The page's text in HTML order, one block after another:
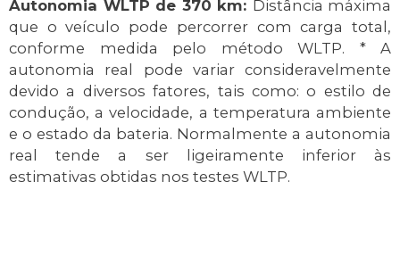
Autonomia WLTP de 370 km: Distância máxima
que o veículo pode percorrer com carga total,
conforme medida pelo método WLTP. * A
autonomia real pode variar consideravelmente
devido a diversos fatores, tais como: o estilo de
condução, a velocidade, a temperatura ambiente
e o estado da bateria. Normalmente a autonomia
real tende a ser ligeiramente inferior às
estimativas obtidas nos testes WLTP.